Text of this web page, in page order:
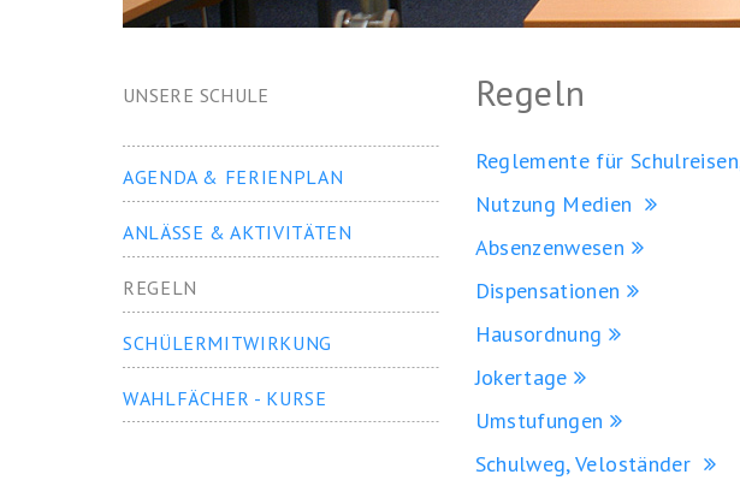
UNSERE SCHULE
AGENDA & FERIENPLAN
ANLÄSSE & AKTIVITÄTEN
REGELN
SCHÜLERMITWIRKUNG
WAHLFÄCHER - KURSE
Regeln
Reglemente für
Nutzung Medien
Absenzenwesen
Dispensationen
Hausordnung
Jokertage
Umstufungen
Schulweg, Veloständer